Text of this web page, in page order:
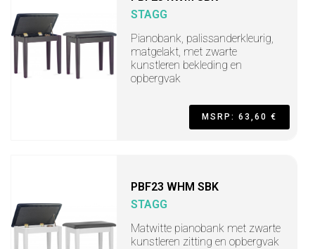
STAGG
Pianobank, palissanderkleurig,
matgelakt, met zwarte
kunstleren bekleding en
opbergvak
MSRP: 63,60 €
PBF23 WHM SBK
STAGG
Matwitte pianobank met zwarte
kunstleren zitting en opbergvak